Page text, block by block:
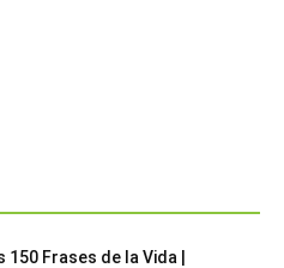
150 Frases de la Vida |